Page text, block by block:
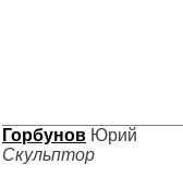
Горбунов Юрий
Скульптор